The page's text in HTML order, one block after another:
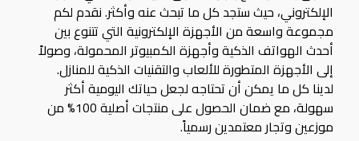
الإلكتروني، حيث ستجد كل ما تبحث عنه وأكثر. نقدم لكم
مجموعة واسعة من الأجهزة الإلكترونية التي تتنوع بين
أحدث الهواتف الذكية وأجهزة الكمبيوتر المحمولة، وصولاً
إلى الأجهزة المتطورة للألعاب والتقنيات الذكية للمنازل.
لدينا كل ما يمكن أن تحتاجه لجعل حياتك اليومية أكثر
سهولة، مع ضمان الحصول على منتجات أصلية 100% من
موزعين وتجار معتمدين رسمياً.